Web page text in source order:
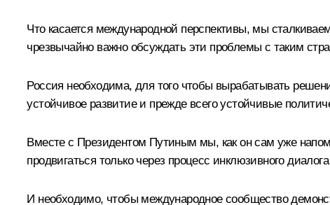
Что касается международной перспективы, мы
чрезвычайно важно обсуждать эти проблемы с таким
Россия необходима, для того чтобы вырабатывать
устойчивое развитие и прежде всего устойчивые
Вместе с Президентом Путиным мы, как он сам уже
продвигаться только через процесс инклюзивного
И необходимо, чтобы международное сообщество